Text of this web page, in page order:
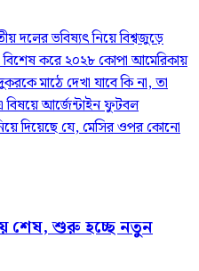
দলের ভবিষ্যৎ নিয়ে বিশ্বজুড়ে
করে ২০২৮ কোপা আমেরিকায়
মাঠে দেখা যাবে কি না, তা
বিষয়ে আর্জেন্টাইন ফুটবল
দিয়েছে যে, মেসির ওপর কোনো
শেষ, শুরু হচ্ছে নতুন